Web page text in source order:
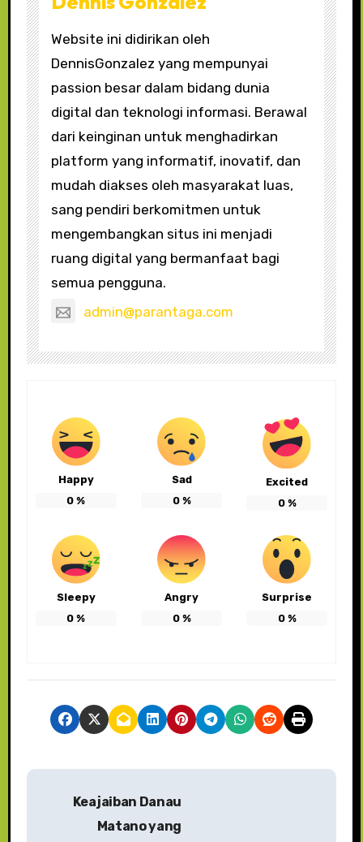
Website ini didirikan oleh
DennisGonzalez yang mempunyai
passion besar dalam bidang dunia
digital dan teknologi informasi. Berawal
dari keinginan untuk menghadirkan
platform yang informatif, inovatif, dan
mudah diakses oleh masyarakat luas,
sang pendiri berkomitmen untuk
mengembangkan situs ini menjadi
ruang digital yang bermanfaat bagi
semua pengguna.
admin@parantaga.com
Happy
0 %
Sad
0%
Excited
0%
Sleepy
0 %
Angry
0%
Surprise
0%
N
Keajaiban Danau
Matano yang